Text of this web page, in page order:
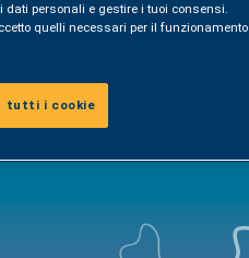
dati personali e gestire i tuoi consensi.
quelli necessari per il funzionamento
tutti i cookie